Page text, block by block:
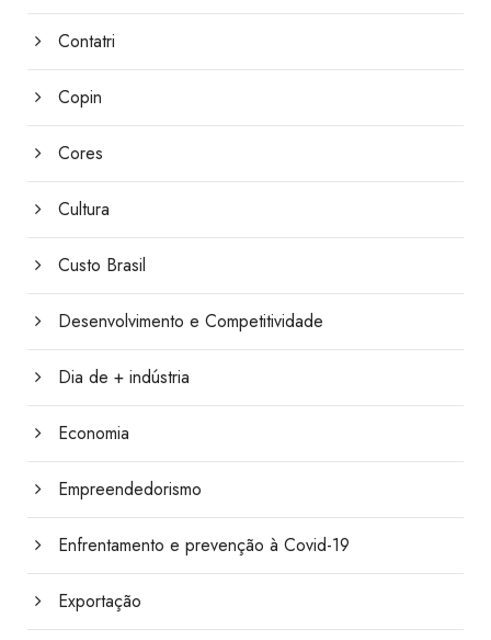
Contatri
Copin
Cores
Cultura
Custo Brasil
Desenvolvimento e Competitividade
Dia de + indústria
Economia
Empreendedorismo
Enfrentamento e prevenção à Covid-19
Exportação